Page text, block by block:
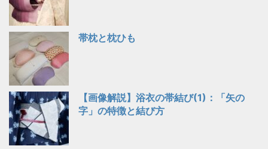
帯枕と枕ひも
【画像解説】浴衣の帯結び(1)：「矢の
字」の特徴と結び方